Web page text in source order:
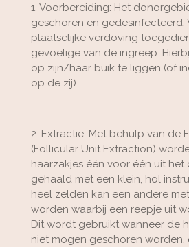
1. Voorbereiding: Het
geschoren en gedesinfecteerd.
plaatselijke verdoving
gevoelige van de ingreep.
op zijn/haar buik te liggen (of
op de zij)
2. Extractie: Met behulp van de
(Follicular Unit Extraction)
haarzakjes één voor één uit
gehaald met een klein, hol
heel zelden kan een andere
worden waarbij een reepje uit
Dit wordt gebruikt wanneer de
niet mogen geschoren worden,